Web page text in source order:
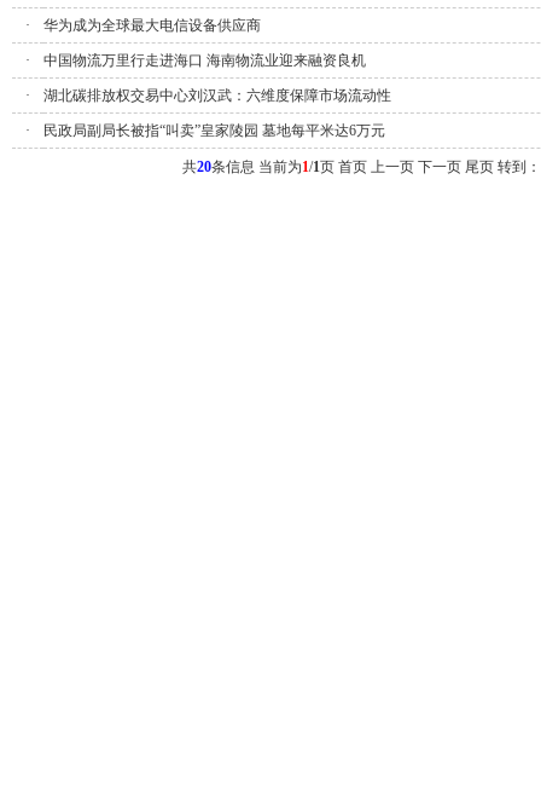
· 华为成为全球最大电信设备供应商
· 中国物流万里行走进海口 海南物流业迎来融资良机
· 湖北碳排放权交易中心刘汉武：六维度保障市场流动性
· 民政局副局长被指“叫卖”皇家陵园 墓地每平米达6万元
共20条信息 当前为1/1页 首页 上一页 下一页 尾页 转到